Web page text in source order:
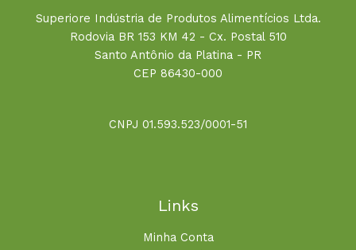
Superiore Indústria de Produtos Alimentícios Ltda.
Rodovia BR 153 KM 42 - Cx. Postal 510
Santo Antônio da Platina - PR
CEP 86430-000
CNPJ 01.593.523/0001-51
Links
Minha Conta